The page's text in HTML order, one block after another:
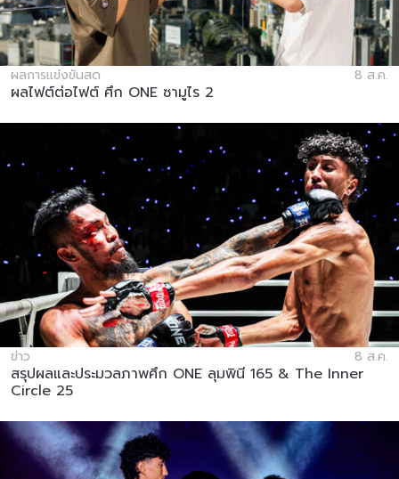
ผลการแข่งขันสด 8 ส.ค.
ผลไฟต์ต่อไฟต์ ศึก ONE ซามูไร 2
ข่าว 8 ส.ค.
สรุปผลและประมวลภาพศึก ONE ลุมพินี 165 & The Inner
Circle 25